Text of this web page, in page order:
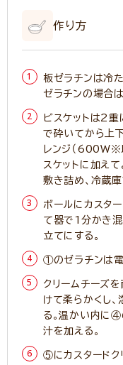
作り方
板ゼラチンは冷
ゼラチンの場合
ビスケットは2重
で砕いてから上
レンジ（600W※
スケットに加え
敷き詰め、冷蔵庫
ボールにカスタ
て器で1分かき
立てにする。
①のゼラチンは
クリームチーズ
けて柔らかくし
る。温かい内に④
汁を加える。
⑤にカスタードク